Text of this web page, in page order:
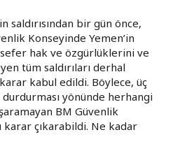
bir gün önce,
Konseyinde Yemen’in
hak ve özgürlüklerini ve
tüm saldırıları derhal
kabul edildi. Böylece, üç
durdurması yönünde herhangi
BM Güvenlik
karar çıkarabildi. Ne kadar